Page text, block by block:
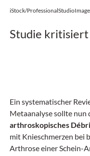
iStock/
Studie
Ein systematischer
Metaanalyse sollte nun
arthroskopisches
mit Knieschmerzen bei
Arthrose einer Schein-